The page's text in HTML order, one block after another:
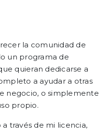
la comunidad de
un programa de
quieran dedicarse a
a ayudar a otras
negocio, o simplemente
propio.
través de mi licencia,